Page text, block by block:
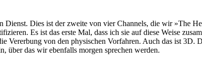
Dies ist der zweite von vier Channels, die wir »The
Es ist das erste Mal, dass ich sie auf diese Weise
Vererbung von den physischen Vorfahren. Auch das ist 3D.
über das wir ebenfalls morgen sprechen werden.